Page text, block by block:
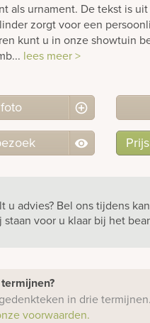
als urnament. De tekst is
zorgt voor een
kunt u in onze showtuin
lees meer >
u advies? Bel onstijdens
staan voor u klaar bij het
in drie termijnen.
voorwaarden.